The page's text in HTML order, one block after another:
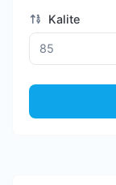
Kalite